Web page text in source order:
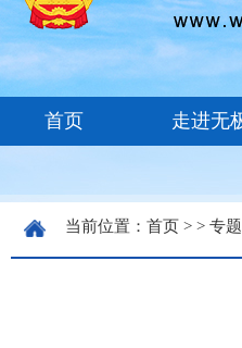
当前位置： 首页 > > 专题